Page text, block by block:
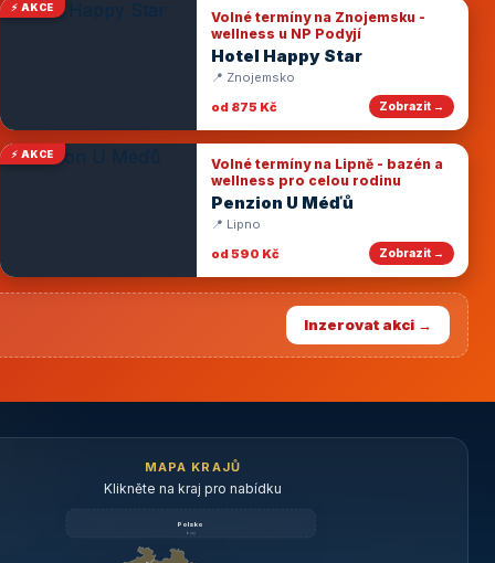
⚡ AKCE
Volné termíny na Znojemsku -
wellness u NP Podyjí
Hotel Happy Star
📍 Znojemsko
od 875 Kč
Zobrazit →
⚡ AKCE
Volné termíny na Lipně - bazén a
wellness pro celou rodinu
Penzion U Méďů
📍 Lipno
od 590 Kč
Zobrazit →
Inzerovat akci →
MAPA KRAJŮ
Klikněte na kraj pro nabídku
Polsko
brzy